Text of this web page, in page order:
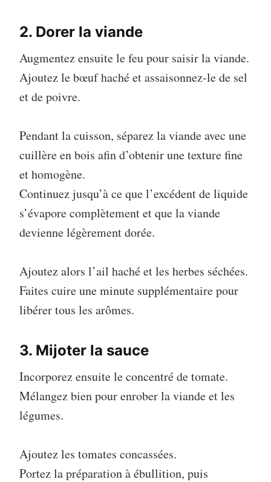
2. Dorer la viande
Augmentez ensuite le feu pour saisir la viande.
Ajoutez le bœuf haché et assaisonnez-le de sel
et de poivre.
Pendant la cuisson, séparez la viande avec une
cuillère en bois afin d’obtenir une texture fine
et homogène.
Continuez jusqu’à ce que l’excédent de liquide
s’évapore complètement et que la viande
devienne légèrement dorée.
Ajoutez alors l’ail haché et les herbes séchées.
Faites cuire une minute supplémentaire pour
libérer tous les arômes.
3. Mijoter la sauce
Incorporez ensuite le concentré de tomate.
Mélangez bien pour enrober la viande et les
légumes.
Ajoutez les tomates concassées.
Portez la préparation à ébullition, puis